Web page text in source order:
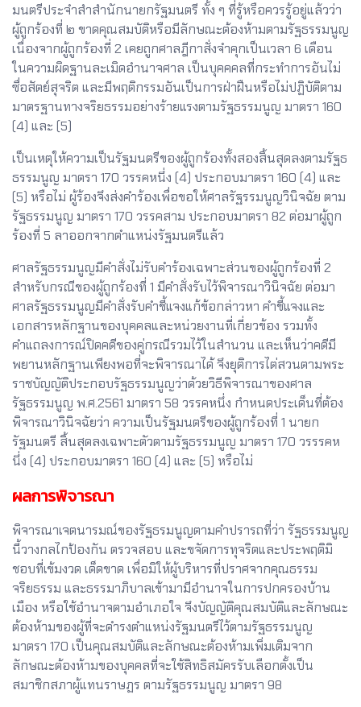
มนตรีประจำสำสำนักนายกรัฐมนตรี ทั้ง ๆ ที่รู้หรือควรรู้อยู่แล้วว่า
ผู้ถูกร้องที่ ๒ ขาดคุณสมบัติหรือมีลักษณะต้องห้ามตามรัฐธรรมนูญ
เนื่องจากผู้ถูกร้องที่ 2 เคยถูกศาลฎีกาสั่งจำคุกเป็นเวลา 6 เดือน
ในความผิดฐานละเมิดอำนาจศาล เป็นบุคคคลที่กระทำการอันไม่
ซื่อสัตย์สุจริต และมีพฤติกรรมอันเป็นการฝ่าฝืนหรือไม่ปฏิบัติตาม
มาตรฐานทางจริยธรรมอย่างร้ายแรงตามรัฐธรรมนูญ มาตรา 160
(4) และ (5)
เป็นเหตุให้ความเป็นรัฐมนตรีของผู้ถูกร้องทั้งสองสิ้นสุดลงตามรัฐธ
ธรรมนูญ มาตรา 170 วรรคหนึ่ง (4) ประกอบมาตรา 160 (4) และ
(5) หรือไม่ ผู้ร้องจึงส่งคำร้องเพื่อขอให้ศาลรัฐรรมนูญวินิจฉัย ตาม
รัฐธรรมนูญ มาตรา 170 วรรคสาม ประกอบมาตรา 82 ต่อมาผู้ถูก
ร้องที่ 5 ลาออกจากตำแหน่งรัฐมนตรีแล้ว
ศาลรัฐธรรมนูญมีคำสั่งไม่รับคำร้องเฉพาะส่วนของผู้ถูกร้องที่ 2
สำหรับกรณีของผู้ถูกร้องที่ 1 มีคำสั่งรับไว้พิจารณาวินิจฉัย ต่อมา
ศาลรัฐธรรมนูญมีคำสั่งรับคำชี้แจงแก้ข้อกล่าวหา คำชี้แจงและ
เอกสารหลักฐานของบุคคลและหน่วยงานที่เกี่ยวข้อง รวมทั้ง
คำแถลงการณ์ปิดคดีของคู่กรณีรวมไว้ในสำนวน และเห็นว่าคดีมี
พยานหลักฐานเพียงพอที่จะพิจารณาได้ จึงยุติการไต่สวนตามพระ
ราชบัญญัติประกอบรัฐธรรมนูญว่าด้วยวิธีพิจารณาของศาล
รัฐธรรมนูญ พ.ศ.2561 มาตรา 58 วรรคหนึ่ง กำหนดประเด็นที่ต้อง
พิจารณาวินิจฉัยว่า ความเป็นรัฐมนตรีของผู้ถูกร้องที่ 1 นายก
รัฐมนตรี สิ้นสุดลงเฉพาะตัวตามรัฐธรรมนูญ มาตรา 170 วรรรคห
นึ่ง (4) ประกอบมาตรา 160 (4) และ (5) หรือไม่
ผลการพิจารณา
พิจารณาเจตนารมณ์ของรัฐธรมนูญตามคำปรารถที่ว่า รัฐธรรมนูญ
นี้วางกลไกป้องกัน ตรวจสอบ และขจัดการทุจริตและประพฤติมิ
ชอบที่เข้มงวด เด็ดขาด เพื่อมิให้ผู้บริหารที่ปราศจากคุณธรรม
จริยธรรม และธรรมาภิบาลเข้ามามีอำนาจในการปกครองบ้าน
เมือง หรือใช้อำนาจตามอำเภอใจ จึงบัญญัติคุณสมบัติและลักษณะ
ต้องห้ามของผู้ที่จะดำรงตำแหน่งรัฐมนตรีไว้ตามรัฐธรรมนูญ
มาตรา 170 เป็นคุณสมบัติและลักษณะต้องห้ามเพิ่มเติมจาก
ลักษณะต้องห้ามของบุคคลที่จะใช้สิทธิสมัครรับเลือกตั้งเป็น
สมาชิกสภาผู้แทนราษฏร ตามรัฐธรรมนูญ มาตรา 98